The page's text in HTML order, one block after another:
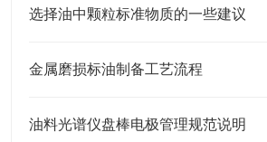
选择油中颗粒标准物质的一些建议
金属磨损标油制备工艺流程
油料光谱仪盘棒电极管理规范说明